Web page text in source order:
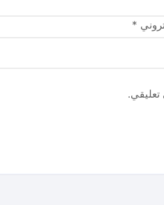
*
تعليقي.